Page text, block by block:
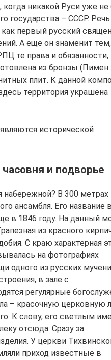
никакой Руси уже не
государства – СССР.
как первый русский
А еще он знаменит
те права и обязанности,
из бронзы (Пимен
плит. К данной
территория украшена
исторической
и подворье
набережной? В 300 метрах
ансамбля. Его название в
в 1846 году. На данный
из красного
С краю характерная
на фотографиях
одного из русских
в зале с
регулярные
– красочную церковную
К слову, его светлым
отсюда. Сразу за
У церкви
приход известные в